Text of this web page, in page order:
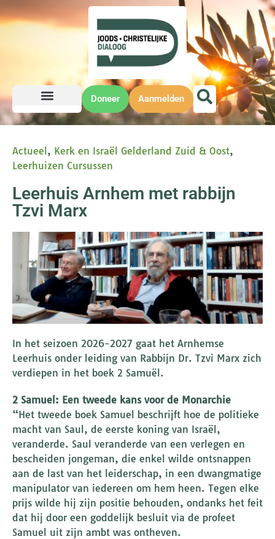
Doneer Aanmelden
Actueel , Kerk en Israël Gelderland Zuid & Oost,
Leerhuizen Cursussen
Leerhuis Arnhem met rabbijn
Tzvi Marx
In het seizoen 2026-2027 gaat het Arnhemse
Leerhuis onder leiding van Rabbijn Dr. Tzvi Marx zich
verdiepen in het boek 2 Samuël.
2 Samuel: Een tweede kans voor de Monarchie
“Het tweede boek Samuel beschrijft hoe de politieke
macht van Saul, de eerste koning van Israël,
veranderde. Saul veranderde van een verlegen en
bescheiden jongeman, die enkel wilde ontsnappen
aan de last van het leiderschap, in een dwangmatige
manipulator van iedereen om hem heen. Tegen elke
prijs wilde hij zijn positie behouden, ondanks het feit
dat hij door een goddelijk besluit via de profeet
Samuel uit zijn ambt was ontheven.